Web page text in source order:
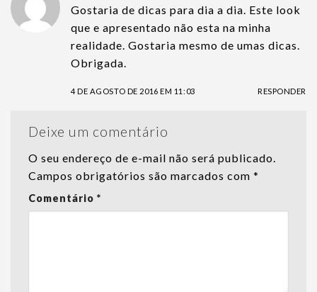
Gostaria de dicas para dia a dia. Este look
que e apresentado não esta na minha
realidade. Gostaria mesmo de umas dicas.
Obrigada.
4 DE AGOSTO DE 2016 EM 11:03 RESPONDER
Deixe um comentário
O seu endereço de e-mail não será publicado.
Campos obrigatórios são marcados com *
Comentário *